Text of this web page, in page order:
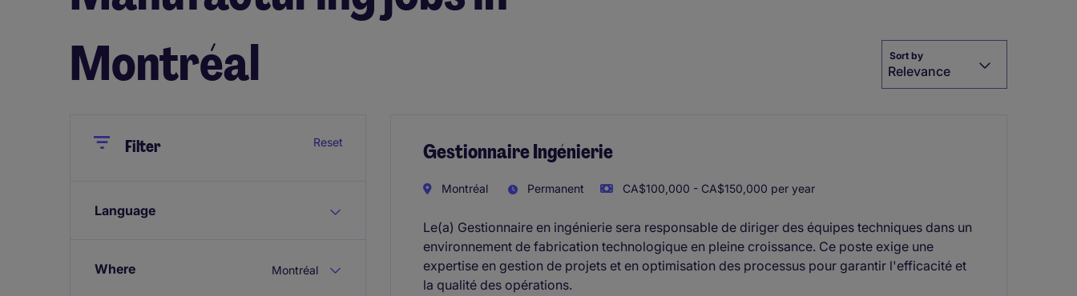
Montréal
Sort by
Relevance
CloseFilter Reset
Language
Where Montréal
Gestionnaire Ingénierie
Montréal Permanent CA$100,000 - CA$150,000 per year
Le(a) Gestionnaire en ingénierie sera responsable de diriger des équipes techniques dans un
environnement de fabrication technologique en pleine croissance. Ce poste exige une
expertise en gestion de projets et en optimisation des processus pour garantir l'efficacité et
la qualité des opérations.